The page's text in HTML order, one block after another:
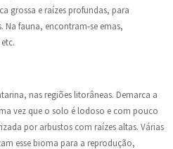
grossa e raízes profundas, para
Na fauna, encontram-se emas,
nas regiões litorâneas. Demarca a
vez que o solo é lodoso e com pouco
por arbustos com raízes altas. Várias
esse bioma para a reprodução,